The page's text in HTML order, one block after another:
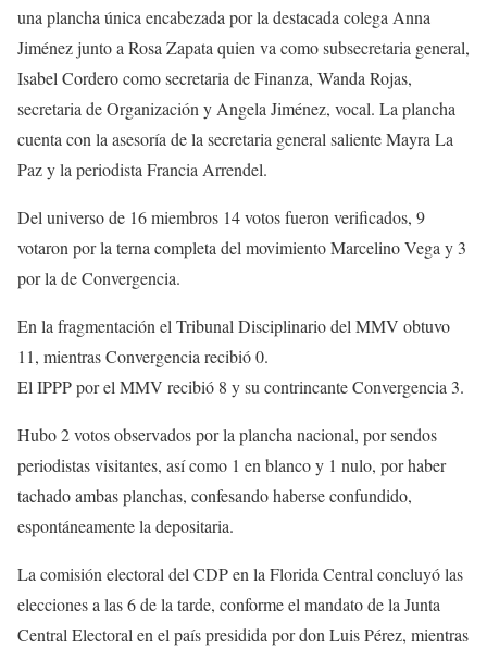
una plancha única encabezada por la destacada colega Anna
Jiménez junto a Rosa Zapata quien va como subsecretaria general,
Isabel Cordero como secretaria de Finanza, Wanda Rojas,
secretaria de Organización y Angela Jiménez, vocal. La plancha
cuenta con la asesoría de la secretaria general saliente Mayra La
Paz y la periodista Francia Arrendel.
Del universo de 16 miembros 14 votos fueron verificados, 9
votaron por la terna completa del movimiento Marcelino Vega y 3
por la de Convergencia.
En la fragmentación el Tribunal Disciplinario del MMV obtuvo
11, mientras Convergencia recibió 0.
El IPPP por el MMV recibió 8 y su contrincante Convergencia 3.
Hubo 2 votos observados por la plancha nacional, por sendos
periodistas visitantes, así como 1 en blanco y 1 nulo, por haber
tachado ambas planchas, confesando haberse confundido,
espontáneamente la depositaria.
La comisión electoral del CDP en la Florida Central concluyó las
elecciones a las 6 de la tarde, conforme el mandato de la Junta
Central Electoral en el país presidida por don Luis Pérez, mientras